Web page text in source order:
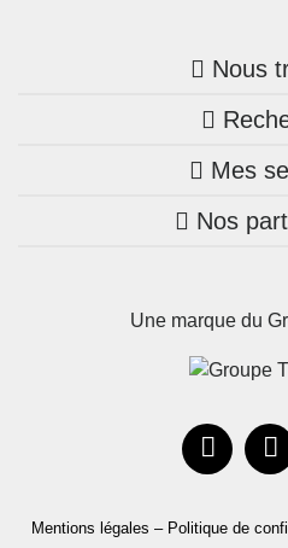
Nous
Trouver
Pays de
Nos
Maison +
Mes
Mon compte
Parrainez
Nos
Une marque du
Mentions légales – Politique de